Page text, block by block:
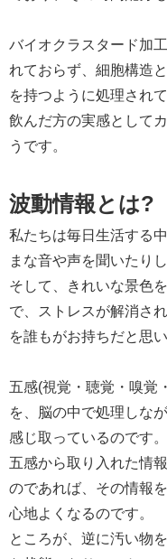
バイオクラスタード加
れておらず、細胞構造
を持つように処理されて
飲んだ方の実感として
うです。
波動情報とは?
私たちは毎日生活する
まな音や声を聞いたり
そして、きれいな景色
で、ストレスが解消さ
を誰もがお持ちだと思い
五感(視覚・聴覚・嗅覚
を、脳の中で処理しな
感じ取っているのです。
五感から取り入れた情
のであれば、その情報
心地よくなるのです。
ところが、逆に汚い物